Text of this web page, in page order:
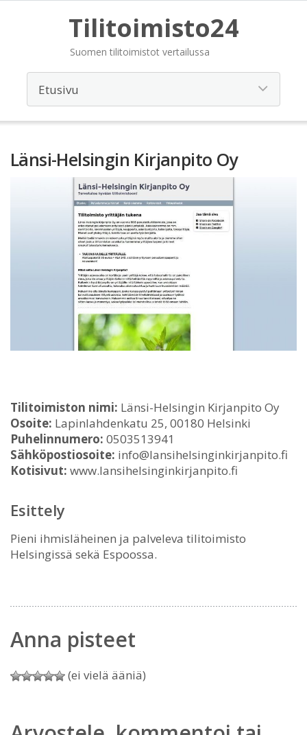
Tilitoimisto24
Suomen tilitoimistot vertailussa
Länsi-Helsingin Kirjanpito Oy
Tilitoimiston nimi: Länsi-Helsingin Kirjanpito Oy
Osoite: Lapinlahdenkatu 25, 00180 Helsinki
Puhelinnumero: 0503513941
Sähköpostiosoite: info@lansihelsinginkirjanpito.fi
Kotisivut: www.lansihelsinginkirjanpito.fi
Esittely
Pieni ihmisläheinen ja palveleva tilitoimisto
Helsingissä sekä Espoossa.
Anna pisteet
(ei vielä ääniä)